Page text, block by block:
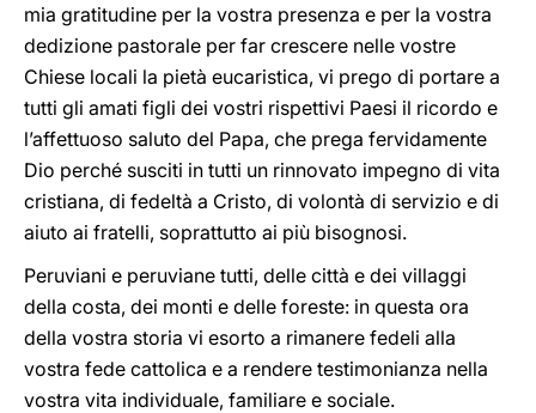
mia gratitudine per la vostra presenza e per la vostra
dedizione pastorale per far crescere nelle vostre
Chiese locali la pietà eucaristica, vi prego di portare a
tutti gli amati figli dei vostri rispettivi Paesi il ricordo e
l’affettuoso saluto del Papa, che prega fervidamente
Dio perché susciti in tutti un rinnovato impegno di vita
cristiana, di fedeltà a Cristo, di volontà di servizio e di
aiuto ai fratelli, soprattutto ai più bisognosi.
Peruviani e peruviane tutti, delle città e dei villaggi
della costa, dei monti e delle foreste: in questa ora
della vostra storia vi esorto a rimanere fedeli alla
vostra fede cattolica e a rendere testimonianza nella
vostra vita individuale, familiare e sociale.